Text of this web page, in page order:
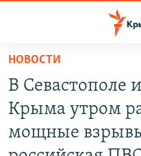
Вернуться
основному
содержанию
Вернутся
КАРТА ВОЕННЫХ ОБЪЕКТОВ
ВОДА
ИСТОРИЯ
НОВОСТИ
В Севастополе
Крыма утром
мощные